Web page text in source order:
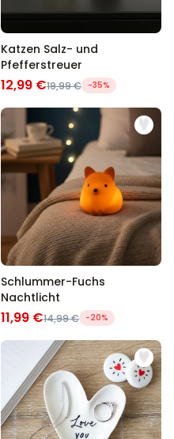
Katzen Salz- und
Pfefferstreuer
12,99 €19,99 € -35%
Schlummer-Fuchs
Nachtlicht
11,99 €14,99 € -20%